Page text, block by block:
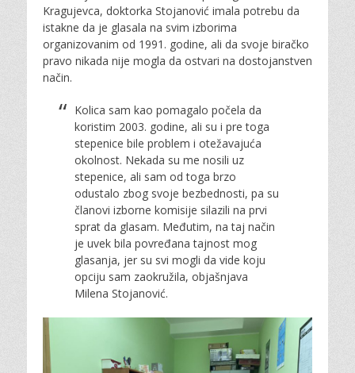
Kragujevca, doktorka Stojanović imala potrebu da
istakne da je glasala na svim izborima
organizovanim od 1991. godine, ali da svoje biračko
pravo nikada nije mogla da ostvari na dostojanstven
način.
Kolica sam kao pomagalo počela da
koristim 2003. godine, ali su i pre toga
stepenice bile problem i otežavajuća
okolnost. Nekada su me nosili uz
stepenice, ali sam od toga brzo
odustalo zbog svoje bezbednosti, pa su
članovi izborne komisije silazili na prvi
sprat da glasam. Međutim, na taj način
je uvek bila povređana tajnost mog
glasanja, jer su svi mogli da vide koju
opciju sam zaokružila, objašnjava
Milena Stojanović.